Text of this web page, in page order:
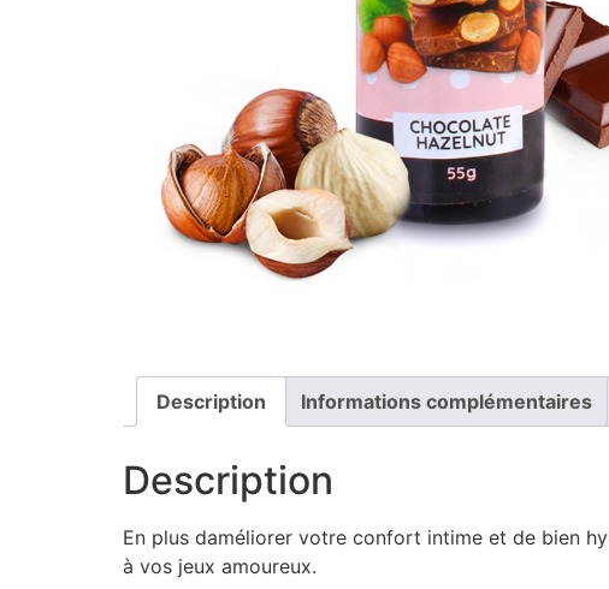
Description Informations complémentaires
Description
En plus daméliorer votre confort intime et de bien
à vos jeux amoureux.